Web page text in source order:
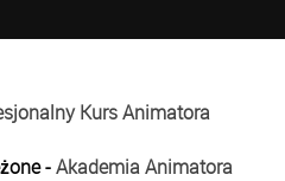
Kurs Animatora
-Akademia Animatora